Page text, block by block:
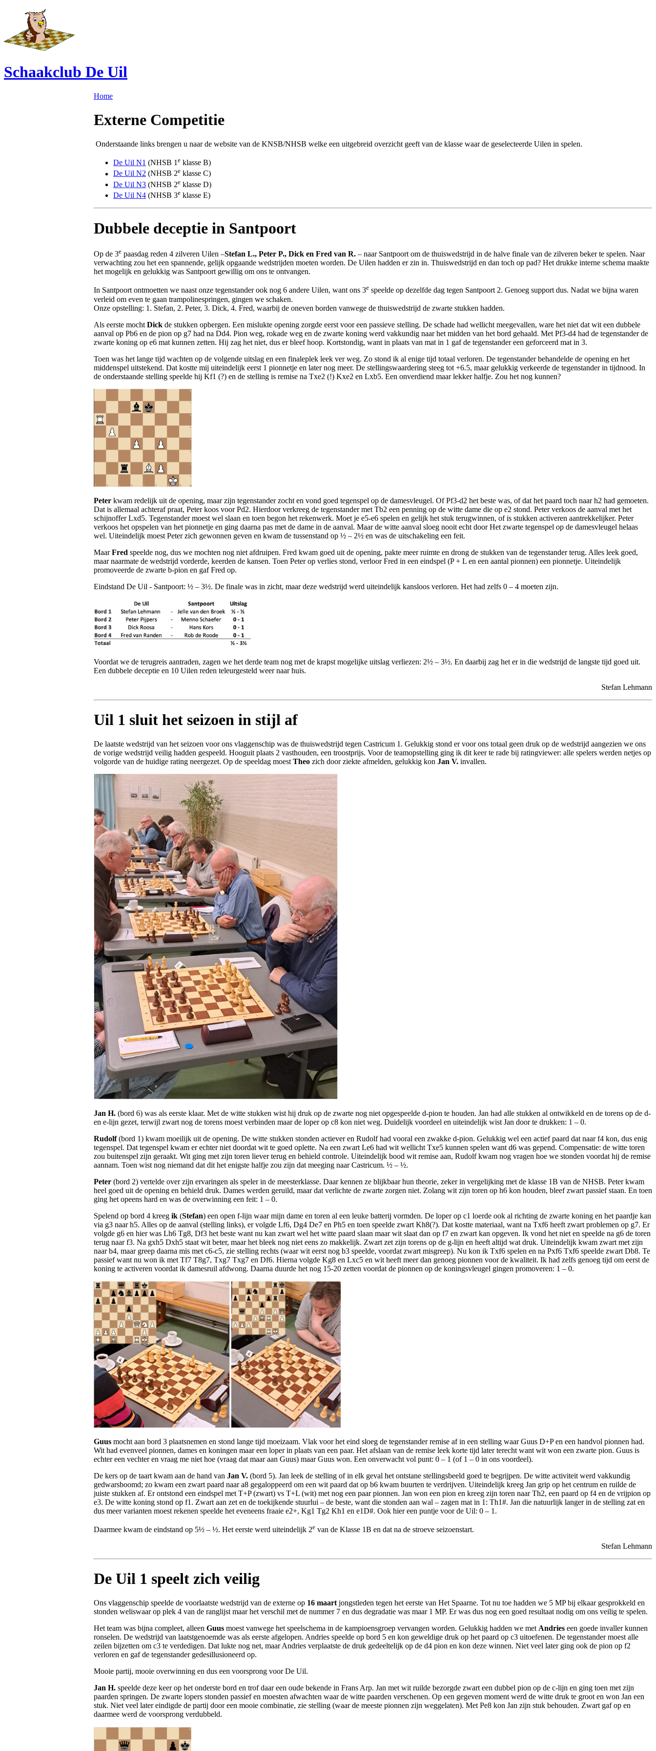
Schaakclub De Uil
Home
Externe Competitie
Onderstaande links brengen u naar de website van de KNSB/NHSB welke een uitgebreid overzicht geeft van de klasse waar de geselecteerde Uilen in spelen.
De Uil N1 (NHSB 1 e klasse B)
De Uil N2 (NHSB 2e klasse C)
De Uil N3 (NHSB 2e klasse D)
De Uil N4 (NHSB 3e klasse E)
Dubbele deceptie in Santpoort
Op de 3e paasdag reden 4 zilveren Uilen –Stefan L., Peter P., Dick en Fred van R. – naar Santpoort om de thuiswedstrijd in de halve finale van de zilveren beker te spelen. Naar
verwachting zou het een spannende, gelijk opgaande wedstrijden moeten worden. De Uilen hadden er zin in. Thuiswedstrijd en dan toch op pad? Het drukke interne schema maakte
het mogelijk en gelukkig was Santpoort gewillig om ons te ontvangen.
In Santpoort ontmoetten we naast onze tegenstander ook nog 6 andere Uilen, want ons 3e speelde op dezelfde dag tegen Santpoort 2. Genoeg support dus. Nadat we bijna waren
verleid om even te gaan trampolinespringen, gingen we schaken.
Onze opstelling: 1. Stefan, 2. Peter, 3. Dick, 4. Fred, waarbij de oneven borden vanwege de thuiswedstrijd de zwarte stukken hadden.
Als eerste mocht Dick de stukken opbergen. Een mislukte opening zorgde eerst voor een passieve stelling. De schade had wellicht meegevallen, ware het niet dat wit een dubbele
aanval op Pb6 en de pion op g7 had na Dd4. Pion weg, rokade weg en de zwarte koning werd vakkundig naar het midden van het bord gehaald. Met Pf3-d4 had de tegenstander de
zwarte koning op e6 mat kunnen zetten. Hij zag het niet, dus er bleef hoop. Kortstondig, want in plaats van mat in 1 gaf de tegenstander een geforceerd mat in 3.
Toen was het lange tijd wachten op de volgende uitslag en een finaleplek leek ver weg. Zo stond ik al enige tijd totaal verloren. De tegenstander behandelde de opening en het
middenspel uitstekend. Dat kostte mij uiteindelijk eerst 1 pionnetje en later nog meer. De stellingswaardering steeg tot +6.5, maar gelukkig verkeerde de tegenstander in tijdnood. In
de onderstaande stelling speelde hij Kf1 (?) en de stelling is remise na Txe2 (!) Kxe2 en Lxb5. Een onverdiend maar lekker halfje. Zou het nog kunnen?
Peter kwam redelijk uit de opening, maar zijn tegenstander zocht en vond goed tegenspel op de damesvleugel. Of Pf3-d2 het beste was, of dat het paard toch naar h2 had gemoeten.
Dat is allemaal achteraf praat, Peter koos voor Pd2. Hierdoor verkreeg de tegenstander met Tb2 een penning op de witte dame die op e2 stond. Peter verkoos de aanval met het
schijnoffer Lxd5. Tegenstander moest wel slaan en toen begon het rekenwerk. Moet je e5-e6 spelen en gelijk het stuk terugwinnen, of is stukken activeren aantrekkelijker. Peter
verkoos het opspelen van het pionnetje en ging daarna pas met de dame in de aanval. Maar de witte aanval sloeg nooit echt door Het zwarte tegenspel op de damesvleugel helaas
wel. Uiteindelijk moest Peter zich gewonnen geven en kwam de tussenstand op ½ – 2½ en was de uitschakeling een feit.
MaarFred speelde nog, dus we mochten nog niet afdruipen. Fred kwam goed uit de opening, pakte meer ruimte en drong de stukken van de tegenstander terug. Alles leek goed,
maar naarmate de wedstrijd vorderde, keerden de kansen. Toen Peter op verlies stond, verloor Fred in een eindspel (P + L en een aantal pionnen) een pionnetje. Uiteindelijk
promoveerde de zwarte b-pion en gaf Fred op.
Eindstand De Uil - Santpoort: ½ – 3½. De finale was in zicht, maar deze wedstrijd werd uiteindelijk kansloos verloren. Het had zelfs 0 – 4 moeten zijn.
Voordat we de terugreis aantraden, zagen we het derde team nog met de krapst mogelijke uitslag verliezen: 2½ – 3½. En daarbij zag het er in die wedstrijd de langste tijd goed uit.
Een dubbele deceptie en 10 Uilen reden teleurgesteld weer naar huis.
Stefan Lehmann
Uil 1 sluit het seizoen in stijl af
De laatste wedstrijd van het seizoen voor ons vlaggenschip was de thuiswedstrijd tegen Castricum 1. Gelukkig stond er voor ons totaal geen druk op de wedstrijd aangezien we ons
de vorige wedstrijd veilig hadden gespeeld. Hooguit plaats 2 vasthouden, een troostprijs. Voor de teamopstelling ging ik dit keer te rade bij ratingviewer: alle spelers werden netjes op
volgorde van de huidige rating neergezet. Op de speeldag moest Theo zich door ziekte afmelden, gelukkig kon Jan V. invallen.
Jan H. (bord 6) was als eerste klaar. Met de witte stukken wist hij druk op de zwarte nog niet opgespeelde d-pion te houden. Jan had alle stukken al ontwikkeld en de torens op de d-
en e-lijn gezet, terwijl zwart nog de torens moest verbinden maar de loper op c8 kon niet weg. Duidelijk voordeel en uiteindelijk wist Jan door te drukken: 1 – 0.
Rudolf(bord 1) kwam moeilijk uit de opening. De witte stukken stonden actiever en Rudolf had vooral een zwakke d-pion. Gelukkig wel een actief paard dat naar f4 kon, dus enig
tegenspel. Dat tegenspel kwam er echter niet doordat wit te goed oplette. Na een zwart Le6 had wit wellicht Txe5 kunnen spelen want d6 was gepend. Compensatie: de witte toren
zou buitenspel zijn geraakt. Wit ging met zijn toren liever terug en behield controle. Uiteindelijk bood wit remise aan, Rudolf kwam nog vragen hoe we stonden voordat hij de remise
aannam. Toen wist nog niemand dat dit het enigste halfje zou zijn dat meeging naar Castricum. ½ – ½.
Peter (bord 2) vertelde over zijn ervaringen als speler in de meesterklasse. Daar kennen ze blijkbaar hun theorie, zeker in vergelijking met de klasse 1B van de NHSB. Peter kwam
heel goed uit de opening en behield druk. Dames werden geruild, maar dat verlichte de zwarte zorgen niet. Zolang wit zijn toren op h6 kon houden, bleef zwart passief staan. En toen
ging het opeens hard en was de overwinning een feit: 1 – 0.
Spelend op bord 4 kreeg ik (Stefan) een open f-lijn waar mijn dame en toren al een leuke batterij vormden. De loper op c1 loerde ook al richting de zwarte koning en het paardje kan
via g3 naar h5. Alles op de aanval (stelling links), er volgde Lf6, Dg4 De7 en Ph5 en toen speelde zwart Kh8(?). Dat kostte materiaal, want na Txf6 heeft zwart problemen op g7. Er
volgde g6 en hier was Lh6 Tg8, Df3 het beste want nu kan zwart wel het witte paard slaan maar wit slaat dan op f7 en zwart kan opgeven. Ik vond het niet en speelde na g6 de toren
terug naar f3. Na gxh5 Dxh5 staat wit beter, maar het bleek nog niet eens zo makkelijk. Zwart zet zijn torens op de g-lijn en heeft altijd wat druk. Uiteindelijk kwam zwart met zijn
naar b4, maar greep daarna mis met c6-c5, zie stelling rechts (waar wit eerst nog b3 speelde, voordat zwart misgreep). Nu kon ik Txf6 spelen en na Pxf6 Txf6 speelde zwart Db8. Te
passief want nu won ik met Tf7 T8g7, Txg7 Txg7 en Df6. Hierna volgde Kg8 en Lxc5 en wit heeft meer dan genoeg pionnen voor de kwaliteit. Ik had zelfs genoeg tijd om eerst de
koning te activeren voordat ik damesruil afdwong. Daarna duurde het nog 15-20 zetten voordat de pionnen op de koningsvleugel gingen promoveren: 1 – 0.
Guus mocht aan bord 3 plaatsnemen en stond lange tijd moeizaam. Vlak voor het eind sloeg de tegenstander remise af in een stelling waar Guus D+P en een handvol pionnen had.
Wit had evenveel pionnen, dames en koningen maar een loper in plaats van een paar. Het afslaan van de remise leek korte tijd later terecht want wit won een zwarte pion. Guus is
echter een vechter en vraag me niet hoe (vraag dat maar aan Guus) maar Guus won. Een onverwacht vol punt: 0 – 1 (of 1 – 0 in ons voordeel).
De kers op de taart kwam aan de hand van Jan V. (bord 5). Jan leek de stelling of in elk geval het ontstane stellingsbeeld goed te begrijpen. De witte activiteit werd vakkundig
gedwarsboomd; zo kwam een zwart paard naar a8 gegaloppeerd om een wit paard dat op b6 kwam buurten te verdrijven. Uiteindelijk kreeg Jan grip op het centrum en ruilde de
juiste stukken af. Er ontstond een eindspel met T+P (zwart) vs T+L (wit) met nog een paar pionnen. Jan won een pion en kreeg zijn toren naar Th2, een paard op f4 en de vrijpion op
e3. De witte koning stond op f1. Zwart aan zet en de toekijkende stuurlui – de beste, want die stonden aan wal – zagen mat in 1: Th1#. Jan die natuurlijk langer in de stelling zat en
dus meer varianten moest rekenen speelde het eveneens fraaie e2+, Kg1 Tg2 Kh1 en e1D#. Ook hier een puntje voor de Uil: 0 – 1.
Daarmee kwam de eindstand op 5½ – ½. Het eerste werd uiteindelijk 2e van de Klasse 1B en dat na de stroeve seizoenstart.
Stefan Lehmann
De Uil 1 speelt zich veilig
Ons vlaggenschip speelde de voorlaatste wedstrijd van de externe op 16 maart jongstleden tegen het eerste van Het Spaarne. Tot nu toe hadden we 5 MP bij elkaar gesprokkeld en
stonden weliswaar op plek 4 van de ranglijst maar het verschil met de nummer 7 en dus degradatie was maar 1 MP. Er was dus nog een goed resultaat nodig om ons veilig te spelen.
Het team was bijna compleet, alleen Guus moest vanwege het speelschema in de kampioensgroep vervangen worden. Gelukkig hadden we met Andries een goede invaller kunnen
ronselen. De wedstrijd van laatstgenoemde was als eerste afgelopen. Andries speelde op bord 5 en kon geweldige druk op het paard op c3 uitoefenen. De tegenstander moest alle
zeilen bijzetten om c3 te verdedigen. Dat lukte nog net, maar Andries verplaatste de druk gedeeltelijk op de d4 pion en kon deze winnen. Niet veel later ging ook de pion op f2
verloren en gaf de tegenstander gedesillusioneerd op.
Mooie partij, mooie overwinning en dus een voorsprong voor De Uil.
Jan H. speelde deze keer op het onderste bord en trof daar een oude bekende in Frans Arp. Jan met wit ruilde bezorgde zwart een dubbel pion op de c-lijn en ging toen met zijn
paarden springen. De zwarte lopers stonden passief en moesten afwachten waar de witte paarden verschenen. Op een gegeven moment werd de witte druk te groot en won Jan een
stuk. Niet veel later eindigde de partij door een mooie combinatie, zie stelling (waar de meeste pionnen zijn weggelaten). Met Pe8 kon Jan zijn stuk behouden. Zwart gaf op en
daarmee werd de voorsprong verdubbeld.